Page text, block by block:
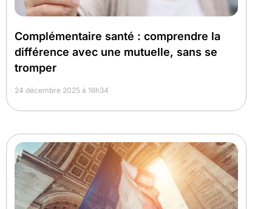
Complémentaire santé : comprendre la
différence avec une mutuelle, sans se
tromper
24 décembre 2025 à 16h34